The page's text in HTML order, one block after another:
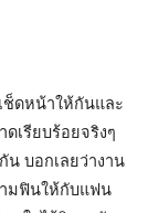
ช็ดหน้าให้กันและ
เรียบร้อยจริงๆ
บอกเลยว่างาน
มฟินให้กับแฟน